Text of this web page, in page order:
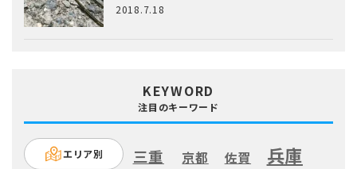
2018.7.18
KEYWORD
注目のキーワード
エリア別 三重 京都 佐賀 兵庫